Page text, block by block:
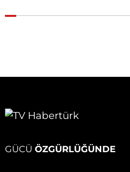
GÜCÜ ÖZGÜRLÜĞÜNDE